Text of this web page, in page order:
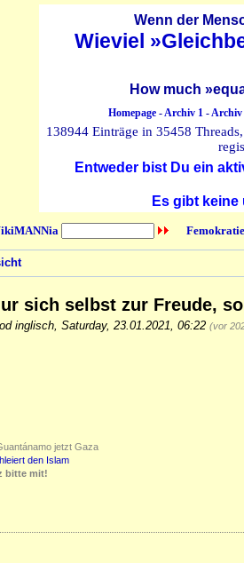
Wenn der
Wieviel
How much
Homepage-Archiv 1-Archiv
138944 Einträge in 35458
Entweder bist Du ein
Es gibt
sich selbst zur Freude,
inglisch Saturday, 23.01.2021, 06:22 (vor
jetzt Gaza
den Islam
bitte mit!